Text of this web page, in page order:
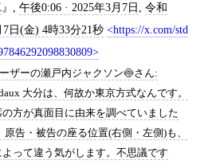
午後0:06 · 2025年3月7日
令和
7日(金) 4時33分21秒
https://x.com/std
ザーの瀬戸内ジャクソン🍥さん:
大分は、何故か東京方式なんです。
方が真面目に由来を調べていました
告・被告の座る位置(右側・左側)も、
って違う気がします。不思議です